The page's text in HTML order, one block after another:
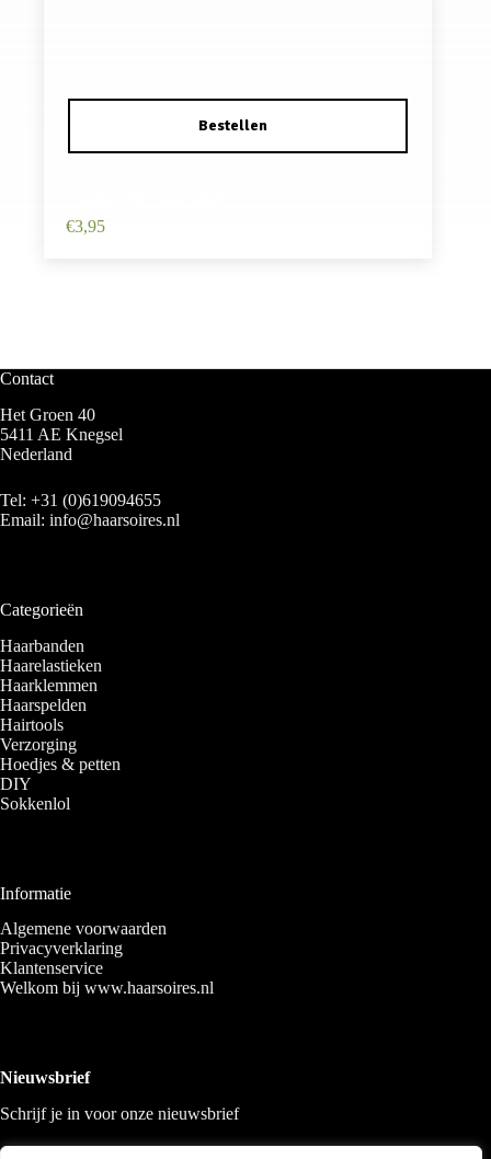
€3,95
Contact
Het Groen 40
5411 AE Knegsel
Nederland
Tel: +31 (0)619094655
Email: info@haarsoires.nl
Categorieën
Haarbanden
Haarelastieken
Haarklemmen
Haarspelden
Hairtools
Verzorging
Hoedjes & petten
DIY
Sokkenlol
Informatie
Algemene voorwaarden
Privacyverklaring
Klantenservice
Welkom bij www.haarsoires.nl
Nieuwsbrief
Schrijf je in voor onze nieuwsbrief